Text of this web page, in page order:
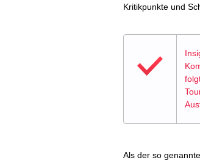
Kritikpunkte und
Als der so genannte